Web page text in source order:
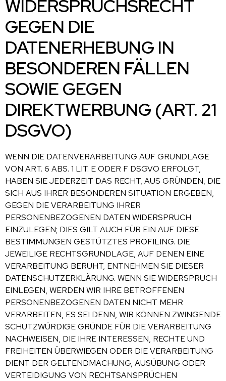
WIDERSPRUCHSRECHT
GEGEN DIE
DATENERHEBUNG IN
BESONDEREN FÄLLEN
SOWIE GEGEN
DIREKTWERBUNG (ART. 21
DSGVO)
WENN DIE DATENVERARBEITUNG AUF GRUNDLAGE
VON ART. 6 ABS. 1 LIT. E ODER F DSGVO ERFOLGT,
HABEN SIE JEDERZEIT DAS RECHT, AUS GRÜNDEN, DIE
SICH AUS IHRER BESONDEREN SITUATION ERGEBEN,
GEGEN DIE VERARBEITUNG IHRER
PERSONENBEZOGENEN DATEN WIDERSPRUCH
EINZULEGEN; DIES GILT AUCH FÜR EIN AUF DIESE
BESTIMMUNGEN GESTÜTZTES PROFILING. DIE
JEWEILIGE RECHTSGRUNDLAGE, AUF DENEN EINE
VERARBEITUNG BERUHT, ENTNEHMEN SIE DIESER
DATENSCHUTZERKLÄRUNG. WENN SIE WIDERSPRUCH
EINLEGEN, WERDEN WIR IHRE BETROFFENEN
PERSONENBEZOGENEN DATEN NICHT MEHR
VERARBEITEN, ES SEI DENN, WIR KÖNNEN ZWINGENDE
SCHUTZWÜRDIGE GRÜNDE FÜR DIE VERARBEITUNG
NACHWEISEN, DIE IHRE INTERESSEN, RECHTE UND
FREIHEITEN ÜBERWIEGEN ODER DIE VERARBEITUNG
DIENT DER GELTENDMACHUNG, AUSÜBUNG ODER
VERTEIDIGUNG VON RECHTSANSPRÜCHEN